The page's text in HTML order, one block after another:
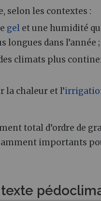
selon les contextes :
gel et une humidité
dans l’année ;
climats plus
la chaleur et l’
total d’ordre de
importants